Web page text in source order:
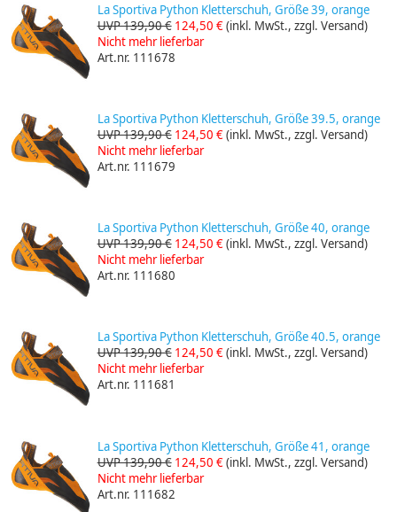
La Sportiva Python Kletterschuh, Größe 39, orange
UVP 139,90 € 124,50 €(inkl. MwSt., zzgl. Versand)
Nicht mehr lieferbar
Art.nr. 111678
La Sportiva Python Kletterschuh, Größe 39.5, orange
UVP 139,90 € 124,50 €(inkl. MwSt., zzgl. Versand)
Nicht mehr lieferbar
Art.nr. 111679
La Sportiva Python Kletterschuh, Größe 40, orange
UVP 139,90 € 124,50 €(inkl. MwSt., zzgl. Versand)
Nicht mehr lieferbar
Art.nr. 111680
La Sportiva Python Kletterschuh, Größe 40.5, orange
UVP 139,90 € 124,50 €(inkl. MwSt., zzgl. Versand)
Nicht mehr lieferbar
Art.nr. 111681
La Sportiva Python Kletterschuh, Größe 41, orange
UVP 139,90 € 124,50 €(inkl. MwSt., zzgl. Versand)
Nicht mehr lieferbar
Art.nr. 111682